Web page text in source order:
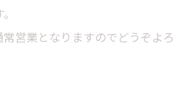
営業となりますのでどうぞよろ